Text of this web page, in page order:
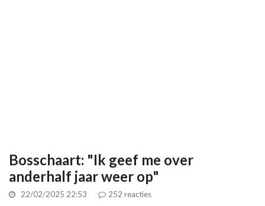
Bosschaart: "Ik geef me over
anderhalf jaar weer op"
22/02/2025 22:53 252 reacties